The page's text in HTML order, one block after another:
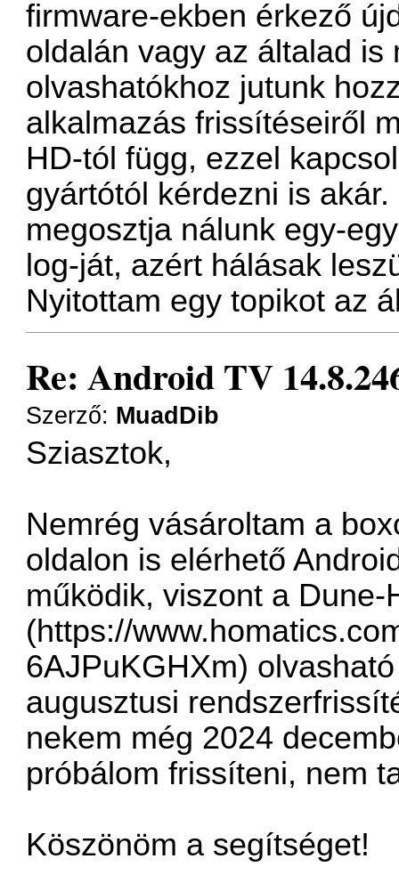
firmware-ekben érkező
oldalán vagy az általad
olvashatókhoz jutunk
alkalmazás frissítéseiről
HD-tól függ, ezzel
gyártótól kérdezni is
megosztja nálunk egy-
log-ját, azért hálásak
Nyitottam egy topikot az
Re: Android TV
Szerző: MuadDib
Sziasztok,
Nemrég vásároltam a
oldalon is elérhető
működik, viszont a Dune-
(https://
6AJPuKGHXm)
augusztusi
nekem még 2024
próbálom frissíteni, nem
Köszönöm a segítséget!